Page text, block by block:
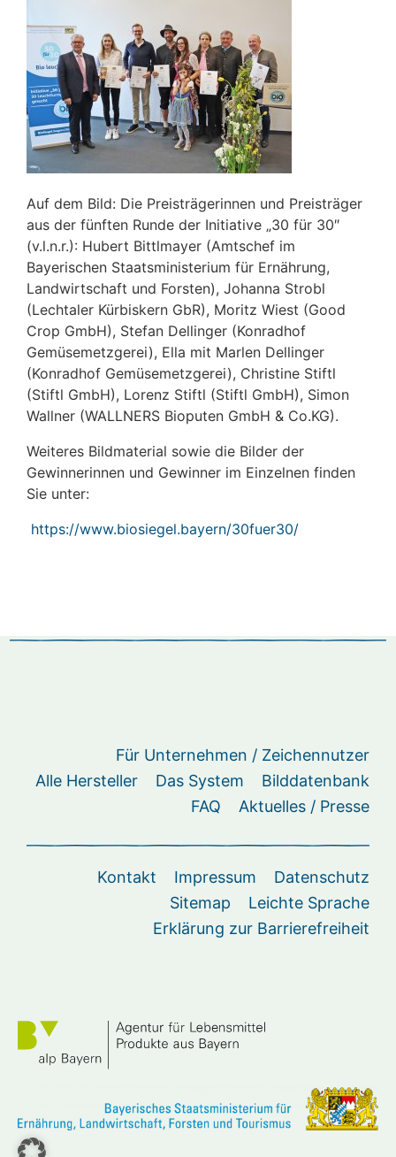
Auf dem Bild: Die Preisträgerinnen und Preisträger
aus der fünften Runde der Initiative „30 für 30″
(v.l.n.r.): Hubert Bittlmayer (Amtschef im
Bayerischen Staatsministerium für Ernährung,
Landwirtschaft und Forsten), Johanna Strobl
(Lechtaler Kürbiskern GbR), Moritz Wiest (Good
Crop GmbH), Stefan Dellinger (Konradhof
Gemüsemetzgerei), Ella mit Marlen Dellinger
(Konradhof Gemüsemetzgerei), Christine Stiftl
(Stiftl GmbH), Lorenz Stiftl (Stiftl GmbH), Simon
Wallner (WALLNERS Bioputen GmbH & Co.KG).
Weiteres Bildmaterial sowie die Bilder der
Gewinnerinnen und Gewinner im Einzelnen finden
Sie unter:
https://www.biosiegel.bayern/30fuer30/
Für Unternehmen / Zeichennutzer
Alle Hersteller
Das System
Bilddatenbank
FAQ
Aktuelles / Presse
Kontakt Impressum
Datenschutz
Sitemap
Leichte Sprache
Erklärung zur Barrierefreiheit